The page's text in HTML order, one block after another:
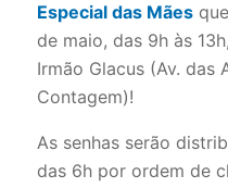
Especial das Mãesque
de maio, das 9h às
Irmão Glacus (Av. das
Contagem)!
As senhas serão
das 6h por ordem de